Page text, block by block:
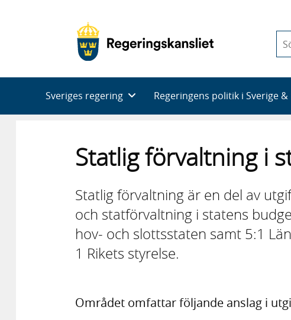
du
en
Sveriges regering Regeringens politik i Sverige &
Statlig förvaltning i
Statlig förvaltning är en del av
och statförvaltning i statens
hov- och slottsstaten samt 5:1
1 Rikets styrelse.
Området omfattar följande anslag i